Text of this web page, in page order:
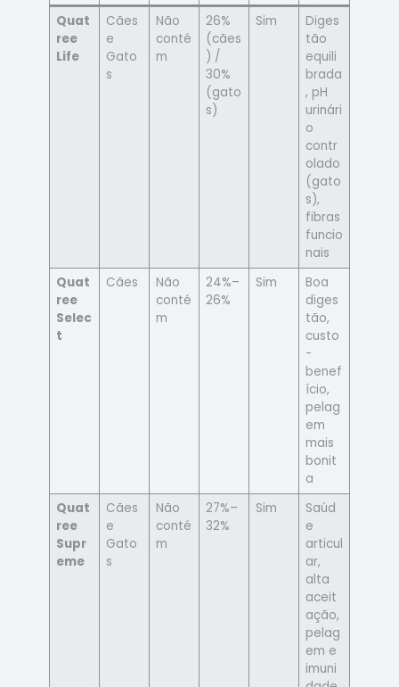
Quat
ree
Life
Cães
e
Gato
s
Não
conté
m
26%
(cães
) /
30%
(gato
s)
Sim
Diges
tão
equili
brada
, pH
urinári
o
contr
olado
(gato
s),
fibras
funcio
nais
Quat
ree
Selec
t
Cães
Não
conté
m
24%–
26%
Sim
Boa
diges
tão,
custo
-
benef
ício,
pelag
em
mais
bonit
a
Quat
ree
Supr
eme
Cães
e
Gato
s
Não
conté
m
27%–
32%
Sim
Saúd
e
articul
ar,
alta
aceit
ação,
pelag
em e
imuni